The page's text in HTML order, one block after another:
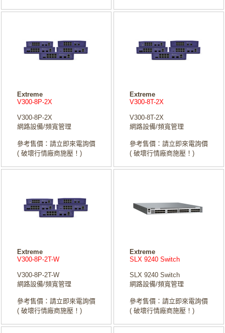
Extreme
V300-8P-2X
V300-8P-2X
網路設備/頻寬管理
參考售價：請立即來電詢價
( 破壞行情廠商施壓！)
Extreme
V300-8T-2X
V300-8T-2X
網路設備/頻寬管理
參考售價：請立即來電詢價
( 破壞行情廠商施壓！)
Extreme
V300-8P-2T-W
V300-8P-2T-W
網路設備/頻寬管理
參考售價：請立即來電詢價
( 破壞行情廠商施壓！)
Extreme
SLX 9240 Switch
SLX 9240 Switch
網路設備/頻寬管理
參考售價：請立即來電詢價
( 破壞行情廠商施壓！)